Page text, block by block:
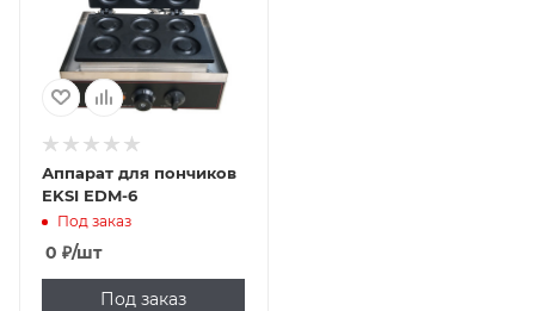
Аппарат для пончиков
EKSI EDM-6
Под заказ
0 ₽/шт
Под заказ